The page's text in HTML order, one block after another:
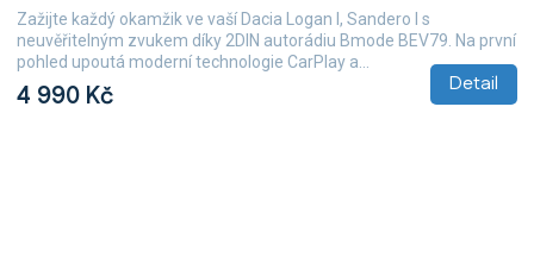
4 990 Kč Detail
Zažijte každý okamžik ve vaší Dacia Logan I, Sandero I s
neuvěřitelným zvukem díky 2DIN autorádiu Bmode BEV79. Na první
pohled upoutá moderní technologie CarPlay a...